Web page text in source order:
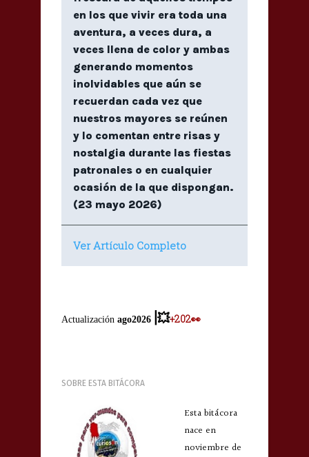
en los que vivir era toda una
aventura, a veces dura, a
veces llena de color y ambas
generando momentos
inolvidables que aún se
recuerdan cada vez que
nuestros mayores se reúnen
y lo comentan entre risas y
nostalgia durante las fiestas
patronales o en cualquier
ocasión de la que dispongan.
(23 mayo 2026)
Ver Artículo Completo
Actualización ago2026 |💥+202👀
SOBRE ESTA BITÁCORA
Esta bitácora
nace en
noviembre de